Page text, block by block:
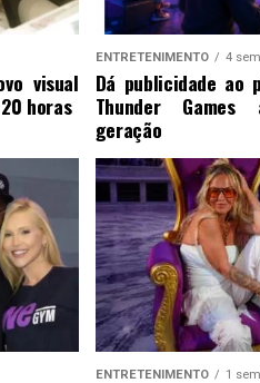
visual
horas
ENTRETENIMENTO 4
Dá publicidade ao
Thunder
geração
ENTRETENIMENTO 1